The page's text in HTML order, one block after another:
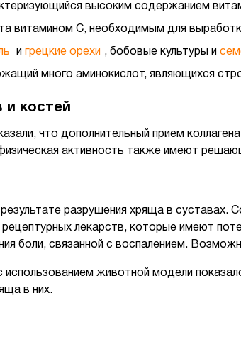
высоким содержанием
витамином С, необходимым для
и грецкие орехи , бобовые культуры и
много аминокислот, являющихся
и костей
что дополнительный прием
активность также имеют
разрушения хряща в
лекарств, которые имеют
боли, связанной с воспалением.
использованием животной модели
в них.